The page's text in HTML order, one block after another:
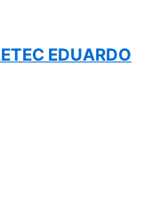
EDUARDO